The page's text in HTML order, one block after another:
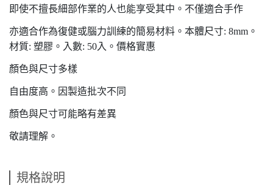
即使不擅長細部作業的人也能享受其中。不僅適合手作
亦適合作為復健或腦力訓練的簡易材料。本體尺寸: 8mm。
材質: 塑膠。入數: 50入。價格實惠
顏色與尺寸多樣
自由度高。因製造批次不同
顏色與尺寸可能略有差異
敬請理解。
規格說明